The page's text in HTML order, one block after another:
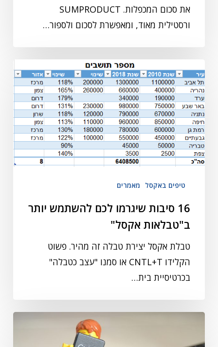
את סכום המכפלות. SUMPRODUCT
ורסטילית מאוד, ומאפשרת לסכום ולספור…
טיפים באקסל מאמרים
16 סיבות שיגרמו לכם להשתמש יותר
ב"טבלאות אקסל"
טבלת אקסל יצירת טבלה זה מהיר. פשוט
הקלידו CNTL+T או סמנו "עצב כטבלה"
בכרטיסיית בית…